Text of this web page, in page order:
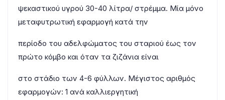
ψεκαστικού υγρού 30-40 λίτρα/ στρέμμα. Μία μόνο
μεταφυτρωτική εφαρμογή κατά την
περίοδο του αδελφώματος του σταριού έως τον
πρώτο κόμβο και όταν τα ζιζάνια είναι
στο στάδιο των 4-6 φύλλων. Μέγιστος αριθμός
εφαρμογών: 1 ανά καλλιεργητική